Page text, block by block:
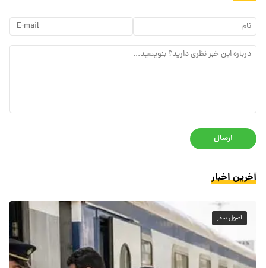
ارسال
آخرین اخبار
اصول سفر